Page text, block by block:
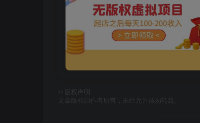
版权声明
文章版权归作者所有，未经允许请勿转载。